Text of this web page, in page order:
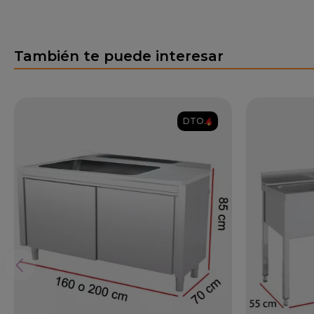
También te puede interesar
DTO.